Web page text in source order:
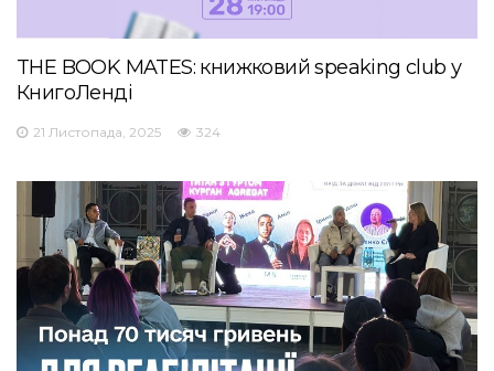
THE BOOK MATES: книжковий speaking club у
КнигоЛенді
21 Листопада, 2025 324